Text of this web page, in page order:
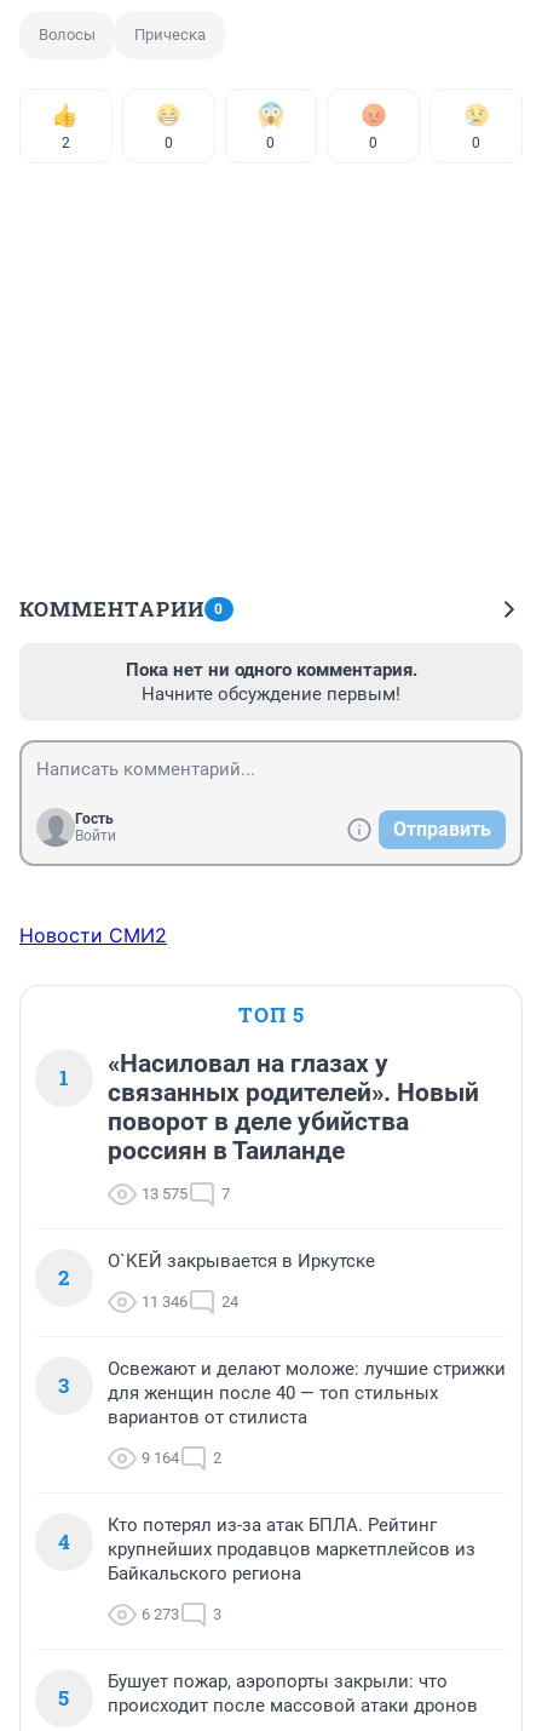
Волосы Прическа
2 0 0 0 0
КОММЕНТАРИИ 0
Пока нет ни одного комментария.
Начните обсуждение первым!
Гость
Войти
Отправить
Новости СМИ2
ТОП 5
1
«Насиловал на глазах у
связанных родителей». Новый
поворот в деле убийства
россиян в Таиланде
13 575 7
2
О`КЕЙ закрывается в Иркутске
11 346 24
3
Освежают и делают моложе: лучшие стрижки
для женщин после 40 — топ стильных
вариантов от стилиста
9 164 2
4
Кто потерял из-за атак БПЛА. Рейтинг
крупнейших продавцов маркетплейсов из
Байкальского региона
6 273 3
5
Бушует пожар, аэропорты закрыли: что
происходит после массовой атаки дронов